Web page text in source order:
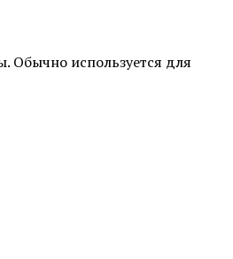
Обычно используется для